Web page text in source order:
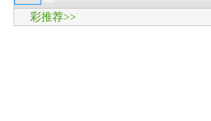
彩推荐>>